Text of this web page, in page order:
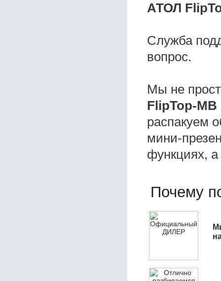
АТОЛ
Служба
вопрос.
Мы не
FlipTop-MB
распакуем
мини-
функциях,
Почему